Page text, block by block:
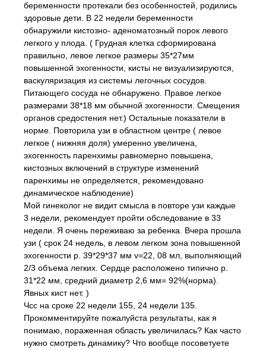
беременности протекали без особенностей, родились
здоровые дети. В 22 недели беременности
обнаружили кистозно- аденоматозный порок левого
легкого у плода. ( Грудная клетка сформирована
правильно, левое легкое размеры 35*27мм
повышенной эхогенности, кисты не визуализируются,
васкуляризация из системы легочных сосудов.
Питающего сосуда не обнаружено. Правое легкое
размерами 38*18 мм обычной эхогенности. Смещения
органов средостения нет.) Остальные показатели в
норме. Повторила узи в областном центре ( левое
легкое ( нижняя доля) умеренно увеличена,
эхогенность паренхимы равномерно повышена,
кистозных включений в структуре изменений
паренхимы не определяется, рекомендовано
динамическое наблюдение)
Мой гинеколог не видит смысла в повторе узи каждые
3 недели, рекомендует пройти обследование в 33
недели. Я очень переживаю за ребенка. Вчера прошла
узи ( срок 24 недель, в левом легком зона повышенной
эхогенности р. 39*29*37 мм v=22, 08 мл, выполняющий
2/3 объема легких. Сердце расположено типично р.
31*22 мм, средний диаметр 2,6 мм= 92%(норма).
Явных кист нет. )
Чсс на сроке 22 недели 155, 24 недели 135.
Прокомментируйте пожалуйста результаты, как я
понимаю, пораженная область увеличилась? Как часто
нужно смотреть динамику? Что вообще посоветуете